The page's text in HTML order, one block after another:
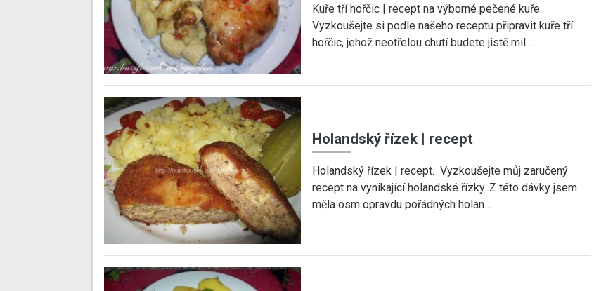
Kuře tří hořčic | recept na výborné pečené kuře.
Vyzkoušejte si podle našeho receptu připravit kuře tří
hořčic, jehož neotřelou chutí budete jistě mil…
Holandský řízek | recept
Holandský řízek | recept. Vyzkoušejte můj zaručený
recept na vynikající holandské řízky. Z této dávky jsem
měla osm opravdu pořádných holan…